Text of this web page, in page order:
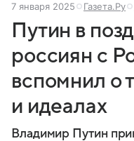
7 января 2025 Газета.Ру
Путин в
россиян с
вспомнил о
и идеалах
Владимир Путин